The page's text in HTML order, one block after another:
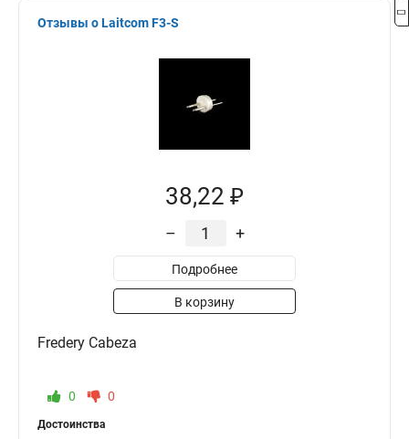
Отзывы о Laitcom F3-S
38,22 ₽
– +
Подробнее
В корзину
Fredery Cabeza
0 0
Достоинства